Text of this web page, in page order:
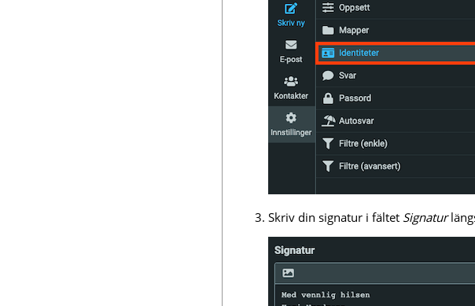
Skriv din signatur i fältet Signatur